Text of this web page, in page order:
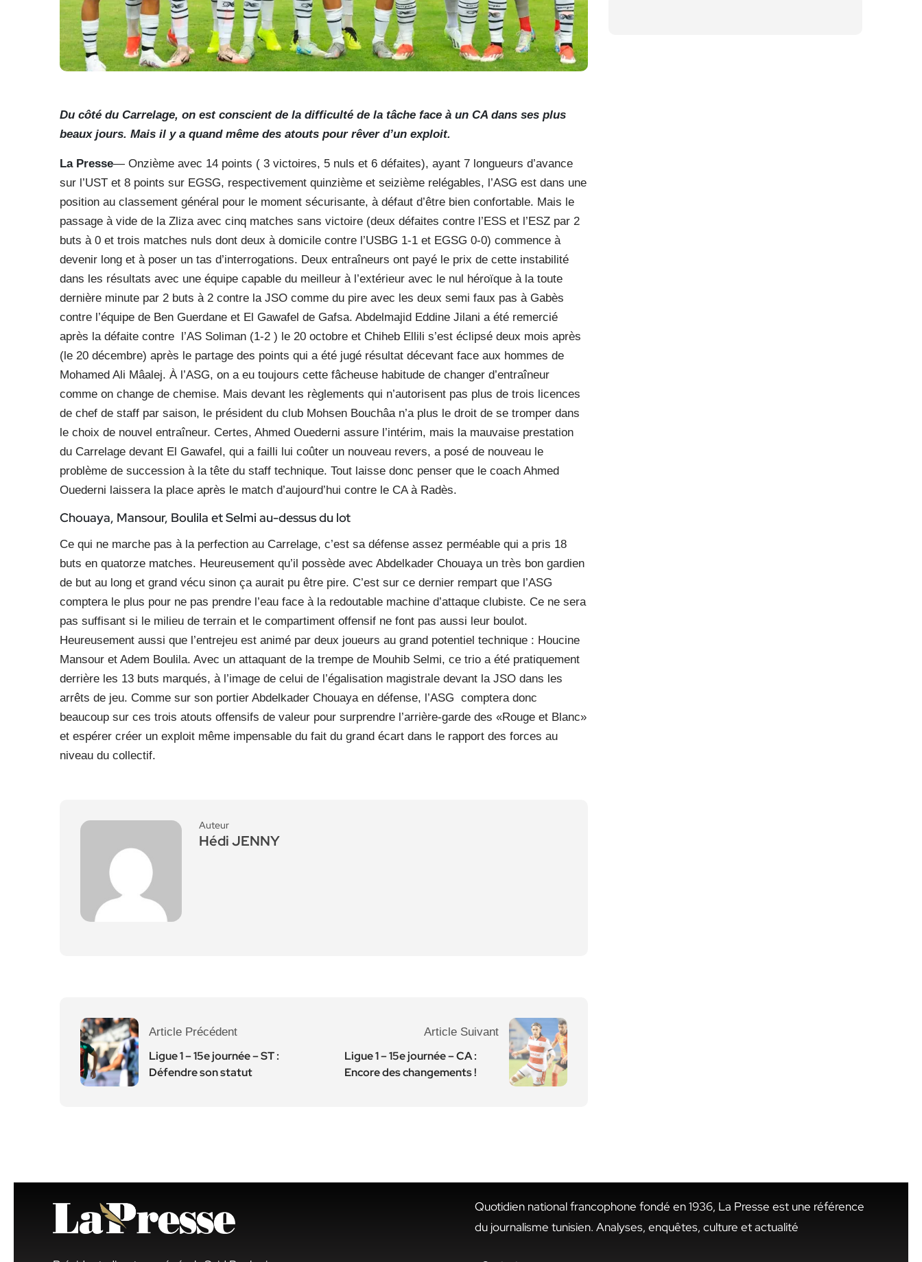
Du côté du Carrelage, on est conscient de la difficulté de la tâche face à un CA dans ses plus
beaux jours. Mais il y a quand même des atouts pour rêver d’un exploit.
La Presse— Onzième avec 14 points ( 3 victoires, 5 nuls et 6 défaites), ayant 7 longueurs d’avance
sur l’UST et 8 points sur EGSG, respectivement quinzième et seizième relégables, l’ASG est dans une
position au classement général pour le moment sécurisante, à défaut d’être bien confortable. Mais le
passage à vide de la Zliza avec cinq matches sans victoire (deux défaites contre l’ESS et l’ESZ par 2
buts à 0 et trois matches nuls dont deux à domicile contre l’USBG 1-1 et EGSG 0-0) commence à
devenir long et à poser un tas d’interrogations. Deux entraîneurs ont payé le prix de cette instabilité
dans les résultats avec une équipe capable du meilleur à l’extérieur avec le nul héroïque à la toute
dernière minute par 2 buts à 2 contre la JSO comme du pire avec les deux semi faux pas à Gabès
contre l’équipe de Ben Guerdane et El Gawafel de Gafsa. Abdelmajid Eddine Jilani a été remercié
après la défaite contre l’AS Soliman (1-2 ) le 20 octobre et Chiheb Ellili s’est éclipsé deux mois après
(le 20 décembre) après le partage des points qui a été jugé résultat décevant face aux hommes de
Mohamed Ali Mâalej. À l’ASG, on a eu toujours cette fâcheuse habitude de changer d’entraîneur
comme on change de chemise. Mais devant les règlements qui n’autorisent pas plus de trois licences
de chef de staff par saison, le président du club Mohsen Bouchâa n’a plus le droit de se tromper dans
le choix de nouvel entraîneur. Certes, Ahmed Ouederni assure l’intérim, mais la mauvaise prestation
du Carrelage devant El Gawafel, qui a failli lui coûter un nouveau revers, a posé de nouveau le
problème de succession à la tête du staff technique. Tout laisse donc penser que le coach Ahmed
Ouederni laissera la place après le match d’aujourd’hui contre le CA à Radès.
Chouaya, Mansour, Boulila et Selmi au-dessus du lot
Ce qui ne marche pas à la perfection au Carrelage, c’est sa défense assez perméable qui a pris 18
buts en quatorze matches. Heureusement qu’il possède avec Abdelkader Chouaya un très bon gardien
de but au long et grand vécu sinon ça aurait pu être pire. C’est sur ce dernier rempart que l’ASG
comptera le plus pour ne pas prendre l’eau face à la redoutable machine d’attaque clubiste. Ce ne sera
pas suffisant si le milieu de terrain et le compartiment offensif ne font pas aussi leur boulot.
Heureusement aussi que l’entrejeu est animé par deux joueurs au grand potentiel technique : Houcine
Mansour et Adem Boulila. Avec un attaquant de la trempe de Mouhib Selmi, ce trio a été pratiquement
derrière les 13 buts marqués, à l’image de celui de l’égalisation magistrale devant la JSO dans les
arrêts de jeu. Comme sur son portier Abdelkader Chouaya en défense, l’ASG comptera donc
beaucoup sur ces trois atouts offensifs de valeur pour surprendre l’arrière-garde des «Rouge et Blanc»
et espérer créer un exploit même impensable du fait du grand écart dans le rapport des forces au
niveau du collectif.
Auteur
Hédi JENNY
Article Précédent
Ligue 1 – 15e journée – ST :
Défendre son statut
Article Suivant
Ligue 1 – 15e journée – CA :
Encore des changements !
Quotidien national francophone fondé en 1936, La Presse est une référence
du journalisme tunisien. Analyses, enquêtes, culture et actualité